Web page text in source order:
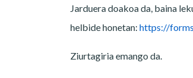
Jarduera doakoa da, baina
helbide honetan: https://
Ziurtagiria emango da.